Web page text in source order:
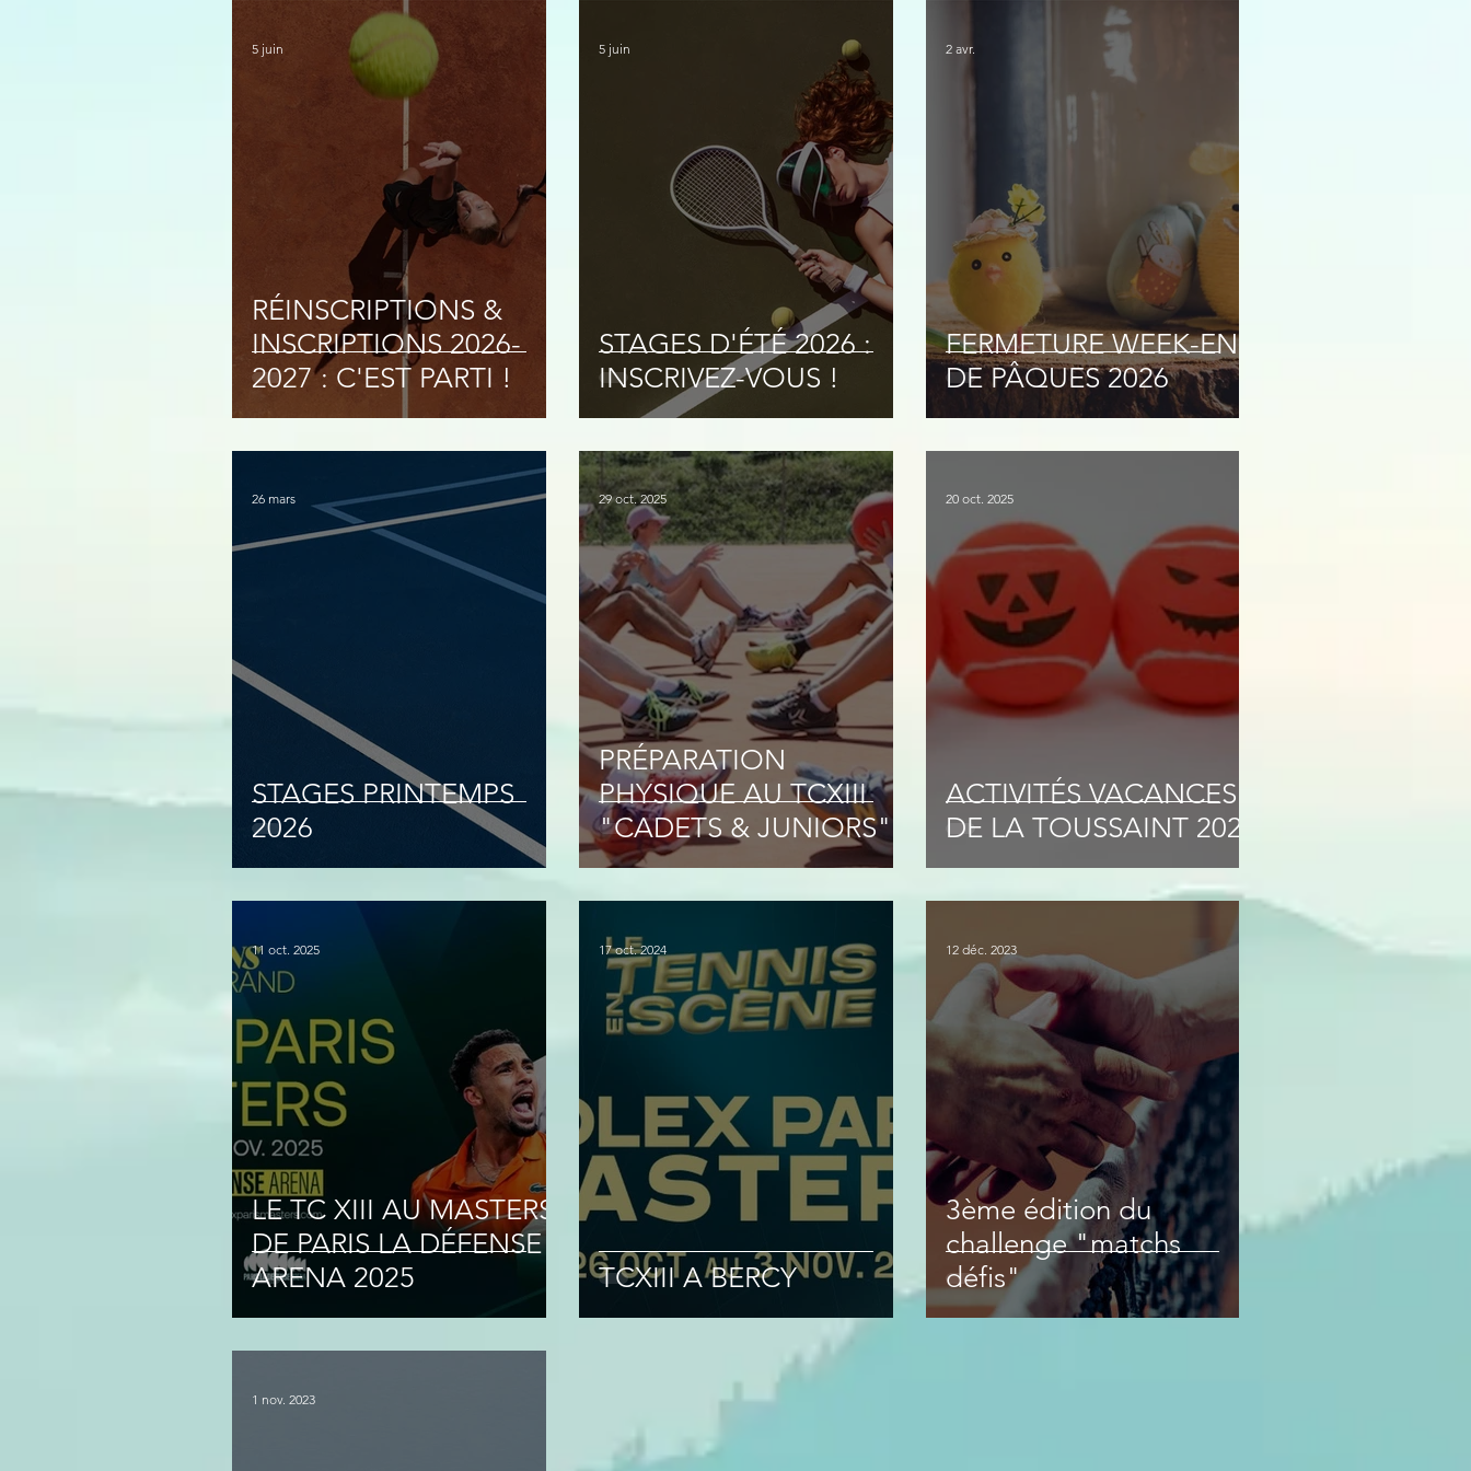
C'EST PARTI !
& JUNIORS"
RÉINSCRIPTIONS &
INSCRIPTIONS 2026-
2027 : C'EST PARTI !
5 juin
STAGES D'ÉTÉ 2026 :
INSCRIVEZ-VOUS !
5 juin
FERMETURE WEEK-END
DE PÂQUES 2026
2 avr.
STAGES PRINTEMPS
2026
26 mars
PRÉPARATION
PHYSIQUE AU TCXIII
"CADETS & JUNIORS"
29 oct. 2025
ACTIVITÉS VACANCES
DE LA TOUSSAINT 2025
20 oct. 2025
LE TC XIII AU MASTERS
DE PARIS LA DÉFENSE
ARENA 2025
11 oct. 2025
TCXIII A BERCY
17 oct. 2024
3ème édition du
challenge "matchs
défis"
12 déc. 2023
1 nov. 2023